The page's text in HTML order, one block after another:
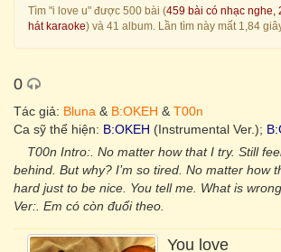
Tìm "i love u" được 500 bài (459 bài có nhạc nghe,
hát karaoke) và 41 album. Lần tìm này mất 1,84
0
Tác giả: Bluna & B:OKEH & T00n
Ca sỹ thể hiện: B:OKEH (Instrumental Ver.);
T00n Intro:. No matter how that I try. Still
behind. But why? I’m so tired. No matter how
hard just to be nice. You tell me. What is
Ver:. Em có còn đuổi theo.
You love